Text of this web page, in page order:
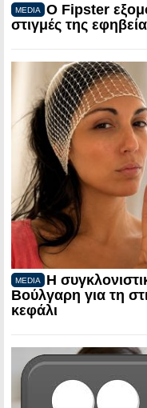
MEDIA
Ο Fipster
στιγμές της
MEDIA
Η
Βούλγαρη για τη
κεφάλι